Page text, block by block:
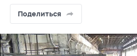
Поделиться